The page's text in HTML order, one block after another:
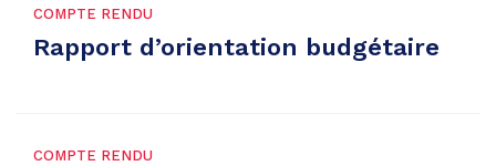
COMPTE RENDU
Rapport d’orientation budgétaire
COMPTE RENDU